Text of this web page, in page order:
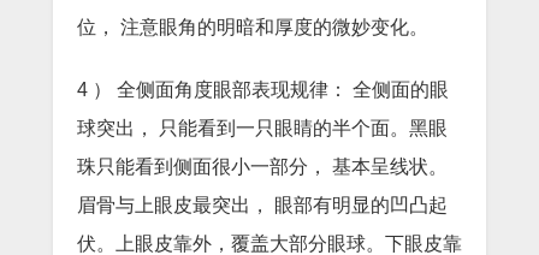
位， 注意眼角的明暗和厚度的微妙变化。
4 ） 全侧面角度眼部表现规律： 全侧面的眼
球突出， 只能看到一只眼睛的半个面。黑眼
珠只能看到侧面很小一部分， 基本呈线状。
眉骨与上眼皮最突出， 眼部有明显的凹凸起
伏。上眼皮靠外，覆盖大部分眼球。下眼皮靠